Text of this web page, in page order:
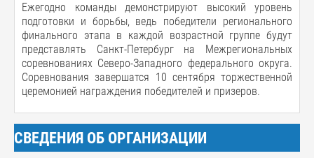
Ежегодно команды демонстрируют высокий уровень
подготовки и борьбы, ведь победители регионального
финального этапа в каждой возрастной группе будут
представлять Санкт-Петербург на Межрегиональных
соревнованиях Северо-Западного федерального округа.
Соревнования завершатся 10 сентября торжественной
церемонией награждения победителей и призеров.
СВЕДЕНИЯ ОБ ОРГАНИЗАЦИИ